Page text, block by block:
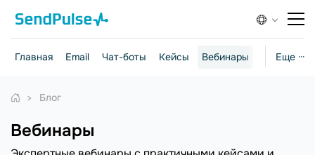
Еще ···
Главная Email Чат-боты Кейсы Вебинары Стратегии
Блог
Вебинары